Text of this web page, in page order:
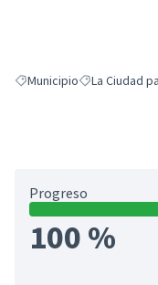
Resultados al filtrar por:
MunicipioResultados al
La Ciudad
Progreso
100 %